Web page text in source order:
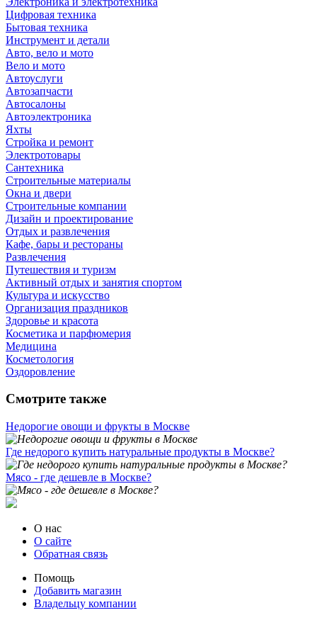
Цифровая техника
Бытовая техника
Инструмент и детали
Авто, вело и мото
Вело и мото
Автоуслуги
Автозапчасти
Автосалоны
Автоэлектроника
Яхты
Стройка и ремонт
Электротовары
Сантехника
Строительные материалы
Окна и двери
Строительные компании
Дизайн и проектирование
Отдых и развлечения
Кафе, бары и рестораны
Развлечения
Путешествия и туризм
Активный отдых и занятия спортом
Культура и искусство
Организация праздников
Здоровье и красота
Косметика и парфюмерия
Медицина
Косметология
Оздоровление
Смотрите также
Недорогие овощи и фрукты в Москве
Где недорого купить натуральные продукты в Москве?
Мясо - где дешевле в Москве?
О нас
О сайте
Обратная связь
Помощь
Добавить магазин
Владельцу компании